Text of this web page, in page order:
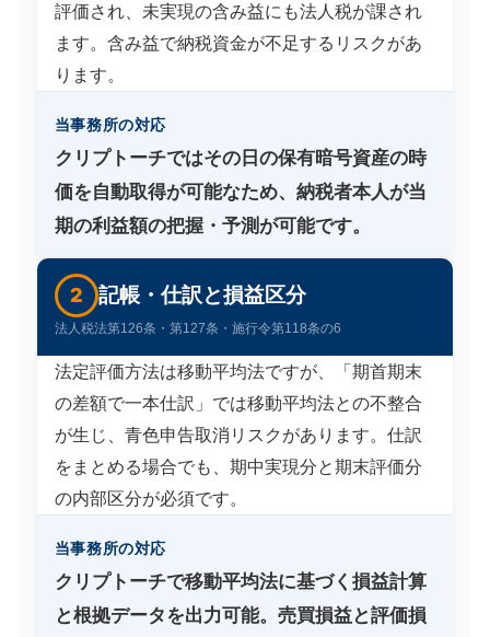
評価され、未実現の含み益にも法人税が課され
ます。含み益で納税資金が不足するリスクがあ
ります。
当事務所の対応
クリプトーチではその日の保有暗号資産の時
価を自動取得が可能なため、納税者本人が当
期の利益額の把握・予測が可能です。
2 記帳・仕訳と損益区分
法人税法第126条・第127条・施行令第118条の6
法定評価方法は移動平均法ですが、「期首期末
の差額で一本仕訳」では移動平均法との不整合
が生じ、青色申告取消リスクがあります。仕訳
をまとめる場合でも、期中実現分と期末評価分
の内部区分が必須です。
当事務所の対応
クリプトーチで移動平均法に基づく損益計算
と根拠データを出力可能。売買損益と評価損